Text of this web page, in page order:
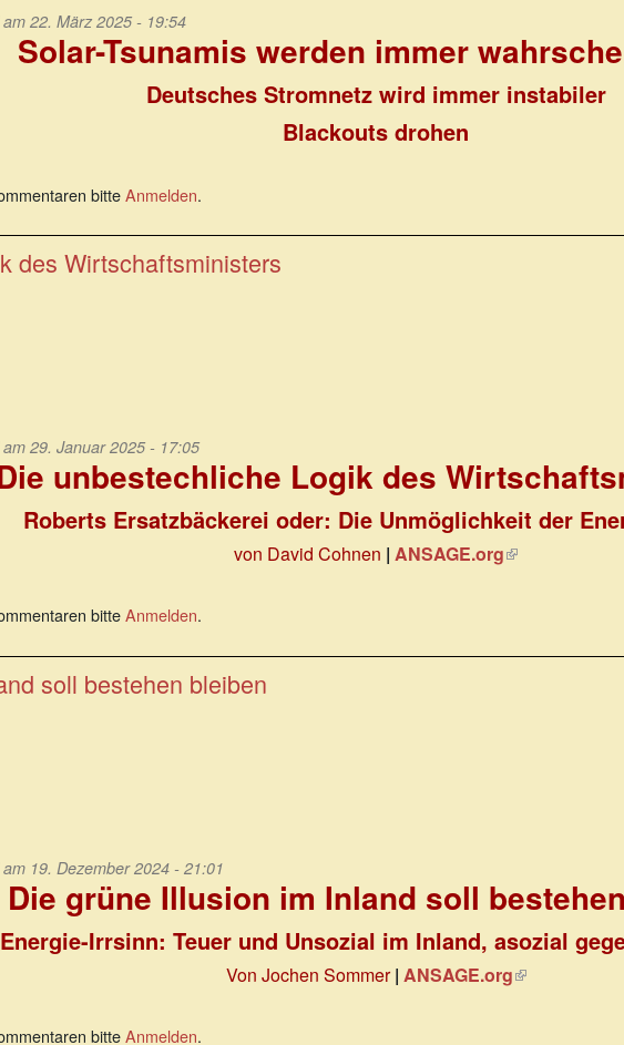
am 22. März 2025 - 19:54
Solar-Tsunamis werden immer
Deutsches Stromnetz wird immer instabiler
Blackouts drohen
bitteAnmelden.
des Wirtschaftsministers
am 29. Januar 2025 - 17:05
unbestechliche Logik des
Roberts Ersatzbäckerei oder: Die Unmöglichkeit der
von David Cohnen | ANSAGE.org(Link
bitteAnmelden.
soll bestehen bleiben
am 19. Dezember 2024 - 21:01
Die grüne Illusion im Inland soll
Irrsinn: Teuer und Unsozial im Inland, asozial
Von Jochen Sommer| ANSAGE.org(Link
bitteAnmelden.